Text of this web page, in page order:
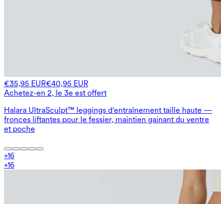
€35,95 EUR€40,95 EUR
Achetez-en 2, le 3e est offert
Halara UltraSculpt™ leggings d'entraînement taille haute —
fronces liftantes pour le fessier, maintien gainant du ventre
et poche
+16
+16